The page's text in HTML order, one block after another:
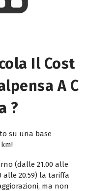
Il Cost
A C
?
su una base
(dalle 21.00 alle
alle 20.59) la tariffa
ma non